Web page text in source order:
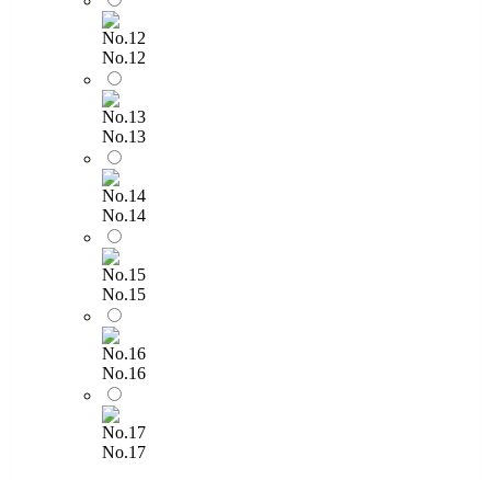
No.12
No.13
No.14
No.15
No.16
No.17